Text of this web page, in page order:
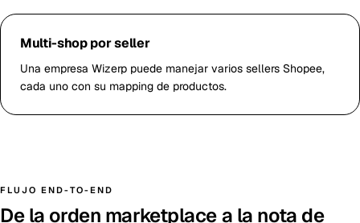
Multi-shop por seller
Una empresa Wizerp puede manejar varios sellers Shopee,
cada uno con su mapping de productos.
FLUJO END-TO-END
De la orden marketplace a la nota de